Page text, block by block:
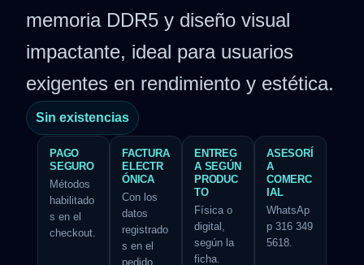
memoria DDR5 y diseño visual
impactante, ideal para usuarios
exigentes en rendimiento y estética.
Sin existencias
PAGO
SEGURO
Métodos
habilitado
s en el
checkout.
FACTURA
ELECTR
ÓNICA
Con los
datos
registrado
s en el
pedido.
ENTREG
A SEGÚN
PRODUC
TO
Física o
digital,
según la
ficha.
ASESORÍ
A
COMERC
IAL
WhatsAp
p 316 349
5618.